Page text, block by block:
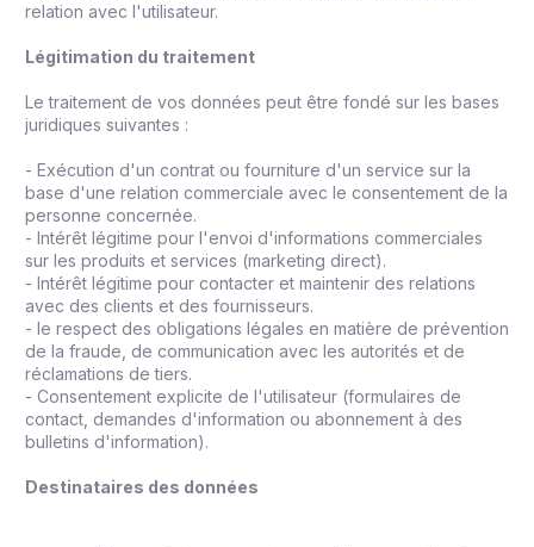
relation avec l'utilisateur.
Légitimation du traitement
Le traitement de vos données peut être fondé sur les bases
juridiques suivantes :
- Exécution d'un contrat ou fourniture d'un service sur la
base d'une relation commerciale avec le consentement de la
personne concernée.
- Intérêt légitime pour l'envoi d'informations commerciales
sur les produits et services (marketing direct).
- Intérêt légitime pour contacter et maintenir des relations
avec des clients et des fournisseurs.
- le respect des obligations légales en matière de prévention
de la fraude, de communication avec les autorités et de
réclamations de tiers.
- Consentement explicite de l'utilisateur (formulaires de
contact, demandes d'information ou abonnement à des
bulletins d'information).
Destinataires des données